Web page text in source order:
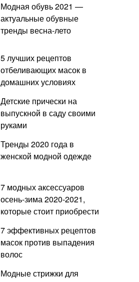
Модная обувь 2021 —
актуальные обувные
тренды весна-лето
5 лучших рецептов
отбеливающих масок в
домашних условиях
Детские прически на
выпускной в саду своими
руками
Тренды 2020 года в
женской модной одежде
7 модных аксессуаров
осень-зима 2020-2021,
которые стоит приобрести
7 эффективных рецептов
масок против выпадения
волос
Модные стрижки для